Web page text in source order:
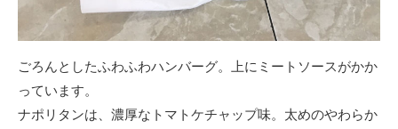
ごろんとしたふわふわハンバーグ。上にミートソースがかか
っています。
ナポリタンは、濃厚なトマトケチャップ味。太めのやわらか